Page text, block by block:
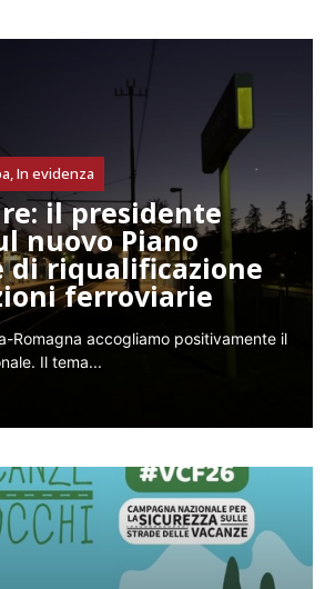
,In evidenza
il presidente
nuovo Piano
di riqualificazione
ferroviarie
Romagna accogliamo positivamente il
Il tema...